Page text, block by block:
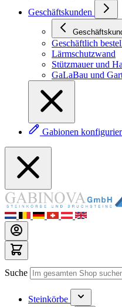
Geschäftskunden
Geschäftlich
Lärmschutzwand
Stützmauer und
GaLaBau und
Gabionen
Suche
Steinkörbe